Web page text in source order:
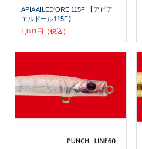
APIA AILED'ORE 115F 【アピア
エルドール115F】
1,881円（税込）